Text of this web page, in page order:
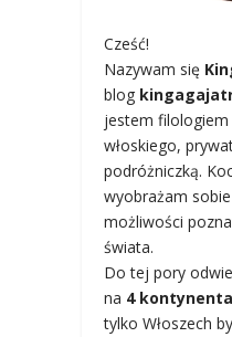
Cześć!
Nazywam się
blog
jestem filologiem
włoskiego,
podróżniczką.
wyobrażam
możliwości
świata.
Do tej pory
na 4
tylko Włoszech